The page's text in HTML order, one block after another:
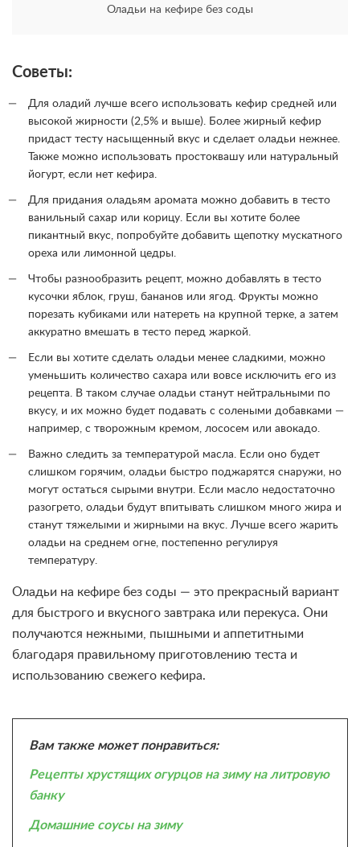
Оладьи на кефире без соды
Советы:
Для оладий лучше всего использовать кефир средней или
высокой жирности (2,5% и выше). Более жирный кефир
придаст тесту насыщенный вкус и сделает оладьи нежнее.
Также можно использовать простоквашу или натуральный
йогурт, если нет кефира.
Для придания оладьям аромата можно добавить в тесто
ванильный сахар или корицу. Если вы хотите более
пикантный вкус, попробуйте добавить щепотку мускатного
ореха или лимонной цедры.
Чтобы разнообразить рецепт, можно добавлять в тесто
кусочки яблок, груш, бананов или ягод. Фрукты можно
порезать кубиками или натереть на крупной терке, а затем
аккуратно вмешать в тесто перед жаркой.
Если вы хотите сделать оладьи менее сладкими, можно
уменьшить количество сахара или вовсе исключить его из
рецепта. В таком случае оладьи станут нейтральными по
вкусу, и их можно будет подавать с солеными добавками —
например, с творожным кремом, лососем или авокадо.
Важно следить за температурой масла. Если оно будет
слишком горячим, оладьи быстро поджарятся снаружи, но
могут остаться сырыми внутри. Если масло недостаточно
разогрето, оладьи будут впитывать слишком много жира и
станут тяжелыми и жирными на вкус. Лучше всего жарить
оладьи на среднем огне, постепенно регулируя
температуру.
Оладьи на кефире без соды — это прекрасный вариант
для быстрого и вкусного завтрака или перекуса. Они
получаются нежными, пышными и аппетитными
благодаря правильному приготовлению теста и
использованию свежего кефира.
Вам также может понравиться:
Рецепты хрустящих огурцов на зиму на литровую
банку
Домашние соусы на зиму